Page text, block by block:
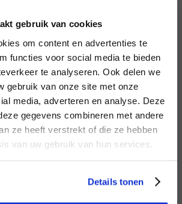
gebruik van cookies
om content en advertenties te
functies voor social media te bieden
te analyseren. Ook delen we
gebruik van onze site met onze
media, adverteren en analyse. Deze
gegevens combineren met andere
ze heeft verstrekt of die ze hebben
van uw gebruik van hun services.
Details tonen
INLOGGEN
INLOGGEN
JE NOG GEEN
ACCOUNT?
de andere mogelijkheden.
Aaiko
MERK